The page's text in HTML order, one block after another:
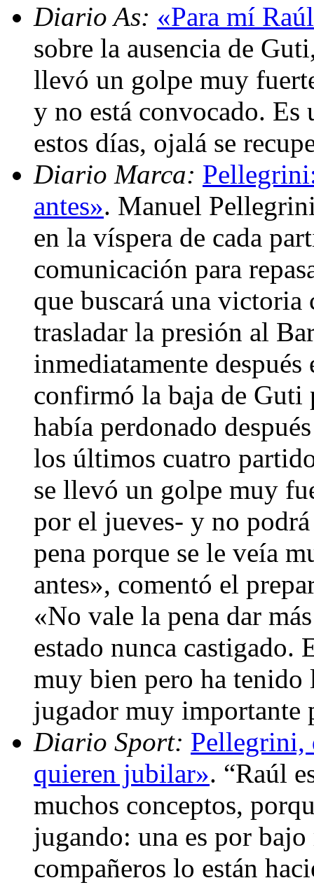
Diario As: «Para mí
sobre la ausencia de
llevó un golpe muy
y no está convocado.
estos días, ojalá se
Diario Marca:
antes». Manuel
en la víspera de cada
comunicación para
que buscará una
trasladar la presión al
inmediatamente
confirmó la baja de Guti
había perdonado
los últimos cuatro
se llevó un golpe muy
por el jueves- y no
pena porque se le veía
antes», comentó el
«No vale la pena dar
estado nunca
muy bien pero ha tenido
jugador muy
Diario Sport: Pellegrini,
quieren jubilar». “Raúl
muchos conceptos,
jugando: una es por
compañeros lo están